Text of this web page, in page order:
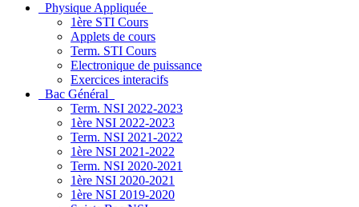
Physique Appliquée
1ère STI Cours
Applets de cours
Term. STI Cours
Electronique de puissance
Exercices interacifs
Bac Général
Term. NSI 2022-2023
1ère NSI 2022-2023
Term. NSI 2021-2022
1ère NSI 2021-2022
Term. NSI 2020-2021
1ère NSI 2020-2021
1ère NSI 2019-2020